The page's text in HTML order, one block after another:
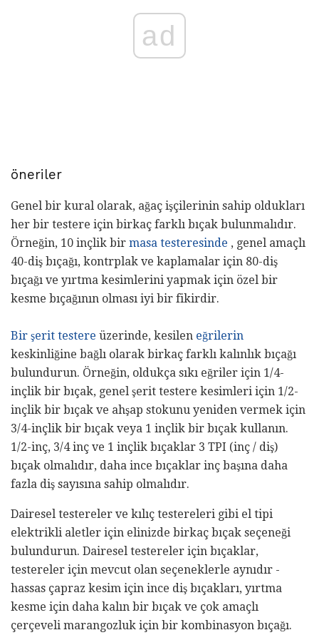
ad
öneriler
Genel bir kural olarak, ağaç işçilerinin sahip oldukları
her bir testere için birkaç farklı bıçak bulunmalıdır.
Örneğin, 10 inçlik bir masa testeresinde , genel amaçlı
40-diş bıçağı, kontrplak ve kaplamalar için 80-diş
bıçağı ve yırtma kesimlerini yapmak için özel bir
kesme bıçağının olması iyi bir fikirdir.
Bir şerit testere üzerinde, kesilen eğrilerin
keskinliğine bağlı olarak birkaç farklı kalınlık bıçağı
bulundurun. Örneğin, oldukça sıkı eğriler için 1/4-
inçlik bir bıçak, genel şerit testere kesimleri için 1/2-
inçlik bir bıçak ve ahşap stokunu yeniden vermek için
3/4-inçlik bir bıçak veya 1 inçlik bir bıçak kullanın.
1/2-inç, 3/4 inç ve 1 inçlik bıçaklar 3 TPI (inç / diş)
bıçak olmalıdır, daha ince bıçaklar inç başına daha
fazla diş sayısına sahip olmalıdır.
Dairesel testereler ve kılıç testereleri gibi el tipi
elektrikli aletler için elinizde birkaç bıçak seçeneği
bulundurun. Dairesel testereler için bıçaklar,
testereler için mevcut olan seçeneklerle aynıdır -
hassas çapraz kesim için ince diş bıçakları, yırtma
kesme için daha kalın bir bıçak ve çok amaçlı
çerçeveli marangozluk için bir kombinasyon bıçağı.